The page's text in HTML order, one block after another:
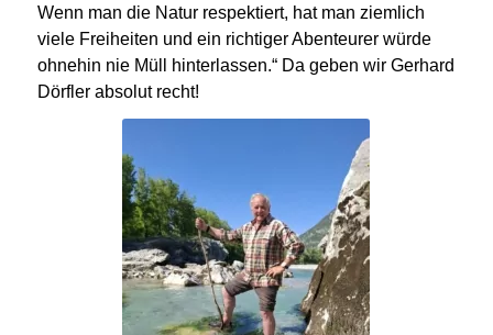
Wenn man die Natur respektiert, hat man ziemlich
viele Freiheiten und ein richtiger Abenteurer würde
ohnehin nie Müll hinterlassen.“ Da geben wir Gerhard
Dörfler absolut recht!